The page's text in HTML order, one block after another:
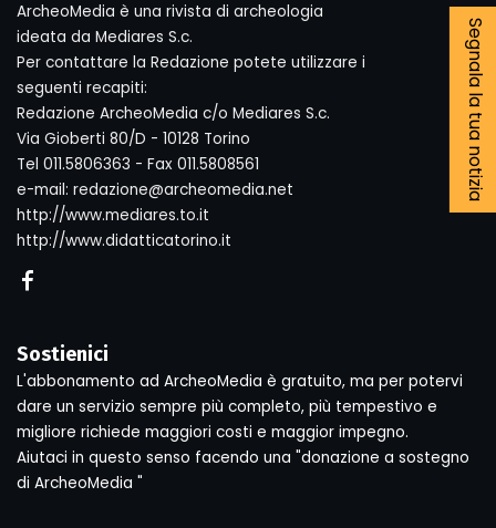
Segnala la tua notizia
ArcheoMedia è una rivista di archeologia
ideata da Mediares S.c.
Per contattare la Redazione potete utilizzare i
seguenti recapiti:
Redazione ArcheoMedia c/o Mediares S.c.
Via Gioberti 80/D - 10128 Torino
Tel 011.5806363 - Fax 011.5808561
e-mail: redazione@archeomedia.net
http://www.mediares.to.it
http://www.didatticatorino.it
Sostienici
L'abbonamento ad ArcheoMedia è gratuito, ma per potervi
dare un servizio sempre più completo, più tempestivo e
migliore richiede maggiori costi e maggior impegno.
Aiutaci in questo senso facendo una "donazione a sostegno
di ArcheoMedia "